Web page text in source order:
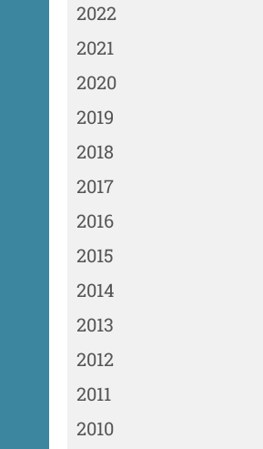
2022
2021
2020
2019
2018
2017
2016
2015
2014
2013
2012
2011
2010